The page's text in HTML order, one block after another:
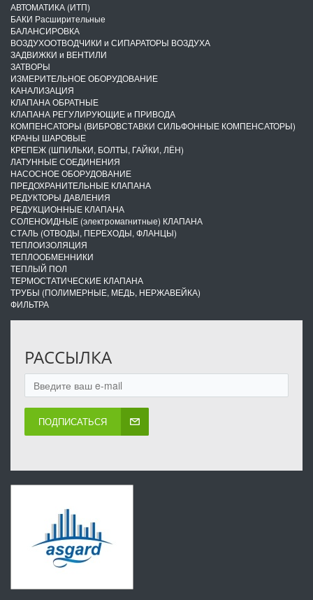
АВТОМАТИКА (ИТП)
БАКИ Расширительные
БАЛАНСИРОВКА
ВОЗДУХООТВОДЧИКИ и СИПАРАТОРЫ ВОЗДУХА
ЗАДВИЖКИ и ВЕНТИЛИ
ЗАТВОРЫ
ИЗМЕРИТЕЛЬНОЕ ОБОРУДОВАНИЕ
КАНАЛИЗАЦИЯ
КЛАПАНА ОБРАТНЫЕ
КЛАПАНА РЕГУЛИРУЮЩИЕ и ПРИВОДА
КОМПЕНСАТОРЫ (ВИБРОВСТАВКИ СИЛЬФОННЫЕ КОМПЕНСАТОРЫ)
КРАНЫ ШАРОВЫЕ
КРЕПЕЖ (ШПИЛЬКИ, БОЛТЫ, ГАЙКИ, ЛЁН)
ЛАТУННЫЕ СОЕДИНЕНИЯ
НАСОСНОЕ ОБОРУДОВАНИЕ
ПРЕДОХРАНИТЕЛЬНЫЕ КЛАПАНА
РЕДУКТОРЫ ДАВЛЕНИЯ
РЕДУКЦИОННЫЕ КЛАПАНА
СОЛЕНОИДНЫЕ (электромагнитные) КЛАПАНА
СТАЛЬ (ОТВОДЫ, ПЕРЕХОДЫ, ФЛАНЦЫ)
ТЕПЛОИЗОЛЯЦИЯ
ТЕПЛООБМЕННИКИ
ТЕПЛЫЙ ПОЛ
ТЕРМОСТАТИЧЕСКИЕ КЛАПАНА
ТРУБЫ (ПОЛИМЕРНЫЕ, МЕДЬ, НЕРЖАВЕЙКА)
ФИЛЬТРА
РАССЫЛКА
ПОДПИСАТЬСЯ